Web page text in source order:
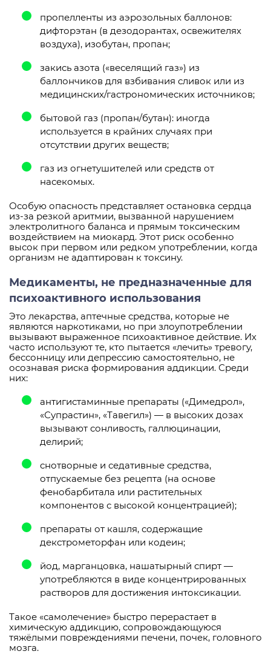
пропелленты из аэрозольных баллонов:
дифторэтан (в дезодорантах, освежителях
воздуха), изобутан, пропан;
закись азота («веселящий газ») из
баллончиков для взбивания сливок или из
медицинских/гастрономических источников;
бытовой газ (пропан/бутан): иногда
используется в крайних случаях при
отсутствии других веществ;
газ из огнетушителей или средств от
насекомых.
Особую опасность представляет остановка сердца
из-за резкой аритмии, вызванной нарушением
электролитного баланса и прямым токсическим
воздействием на миокард. Этот риск особенно
высок при первом или редком употреблении, когда
организм не адаптирован к токсину.
Медикаменты, не предназначенные для
психоактивного использования
Это лекарства, аптечные средства, которые не
являются наркотиками, но при злоупотреблении
вызывают выраженное психоактивное действие. Их
часто используют те, кто пытается «лечить» тревогу,
бессонницу или депрессию самостоятельно, не
осознавая риска формирования аддикции. Среди
них:
антигистаминные препараты («Димедрол»,
«Супрастин», «Тавегил») — в высоких дозах
вызывают сонливость, галлюцинации,
делирий;
снотворные и седативные средства,
отпускаемые без рецепта (на основе
фенобарбитала или растительных
компонентов с высокой концентрацией);
препараты от кашля, содержащие
декстрометорфан или кодеин;
йод, марганцовка, нашатырный спирт —
употребляются в виде концентрированных
растворов для достижения интоксикации.
Такое «самолечение» быстро перерастает в
химическую аддикцию, сопровождающуюся
тяжёлыми повреждениями печени, почек, головного
мозга.